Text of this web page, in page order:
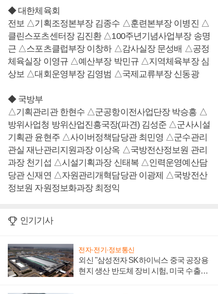
◆ 대한체육회
전보 △기획조정본부장 김종수 △훈련본부장 이병진 △
클린스포츠센터장 김진환 △100주년기념사업부장 송명
근 △스포츠클럽부장 이창하 △감사실장 문성배 △공정
체육실장 이영규 △예산부장 박민규 △지역체육부장 심
상보 △대회운영부장 김영범 △국제교류부장 신동광
◆ 국방부
△기획관리관 한현수 △군공항이전사업단장 박승흥 △
방위사업청 방위산업진흥국장(파견) 김성준 △군사시설
기획관 윤현주 △사이버정책담당관 최민영 △군수관리
관실 재난관리지원과장 이상옥 △국방전산정보원 관리
과장 천기섭 △시설기획과장 신태복 △인력운영예산담
당관 신재연 △자원관리개혁담당관 이광제 △국방전산
정보원 자원정보화과장 최정익
인기기사
전자·전기·정보통신
외신 "삼성전자 SK하이닉스 중국 공장용
현지 생산 반도체 장비 시험, 미국 수출통